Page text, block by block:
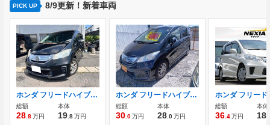
PICK UP 8/9更新！新着車両
ホンダ フリードハイブリッド 1.5 ジャストセレクション オートクルーズコントロール
総額
28 .8万円
本体
19 .8万円
ホンダ フリードハイブリッド 1.5 ジャストセレクション
総額
30 .0万円
本体
28 .0万円
総額
36 .4万円
本体
18